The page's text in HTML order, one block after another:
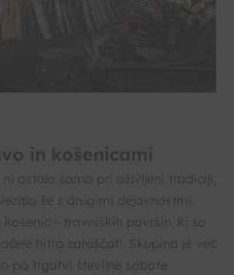
in košenicami
ni ostalo samo pri oživljeni tradiciji,
še z drugimi dejavnostmi.
košenic – travniških površin, ki so
hitro zaraščati. Skupina je več
po trgatvi številne sobote